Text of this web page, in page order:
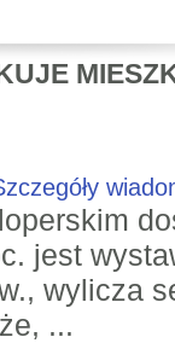
jest
wylicza
...